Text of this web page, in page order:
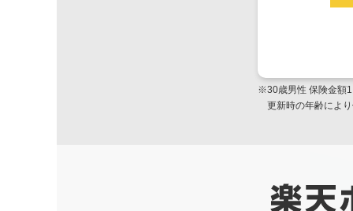
※30歳男性 保険金額
更新時の年齢によ